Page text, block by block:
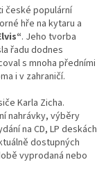
české populární
hře na kytaru a
. Jeho tvorba
řadu dodnes
s mnoha předními
i v zahraničí.
Karla Zicha.
nahrávky, výběry
na CD, LP deskách
dostupných
vyprodaná nebo